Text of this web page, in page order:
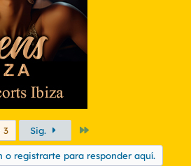
3 Sig.
o registrarte para responder aquí.